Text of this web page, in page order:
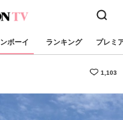
ボーイ ランキング プレミ
1,103